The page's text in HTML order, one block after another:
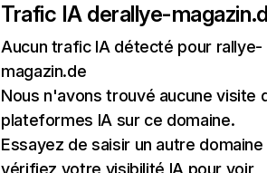
Trafic IA derallye-
Aucun trafic IA détecté pour rallye-
magazin.de
Nous n'avons trouvé aucune visite
plateformes IA sur ce domaine.
Essayez de saisir un autre domaine
vérifiez votre visibilité IA pour voir